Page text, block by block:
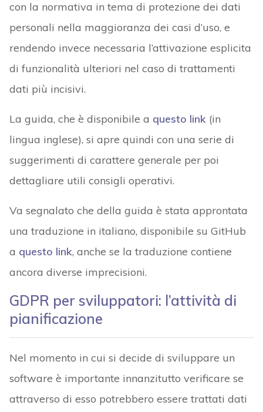
con la normativa in tema di protezione dei dati
personali nella maggioranza dei casi d’uso, e
rendendo invece necessaria l’attivazione esplicita
di funzionalità ulteriori nel caso di trattamenti
dati più incisivi.
La guida, che è disponibile a questo link(in
lingua inglese), si apre quindi con una serie di
suggerimenti di carattere generale per poi
dettagliare utili consigli operativi.
Va segnalato che della guida è stata approntata
una traduzione in italiano, disponibile su GitHub
a questo link, anche se la traduzione contiene
ancora diverse imprecisioni.
GDPR per sviluppatori: l’attività di
pianificazione
Nel momento in cui si decide di sviluppare un
software è importante innanzitutto verificare se
attraverso di esso potrebbero essere trattati dati